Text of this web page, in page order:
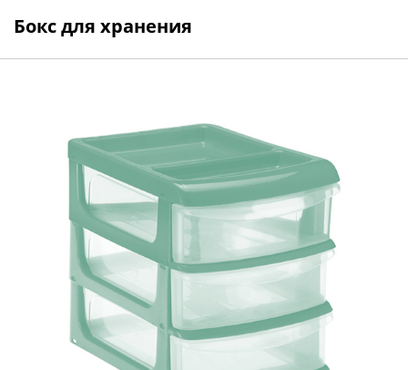
Бокс для хранения